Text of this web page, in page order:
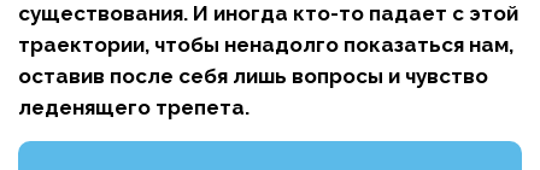
существования. И иногда кто-то падает с этой
траектории, чтобы ненадолго показаться нам,
оставив после себя лишь вопросы и чувство
леденящего трепета.